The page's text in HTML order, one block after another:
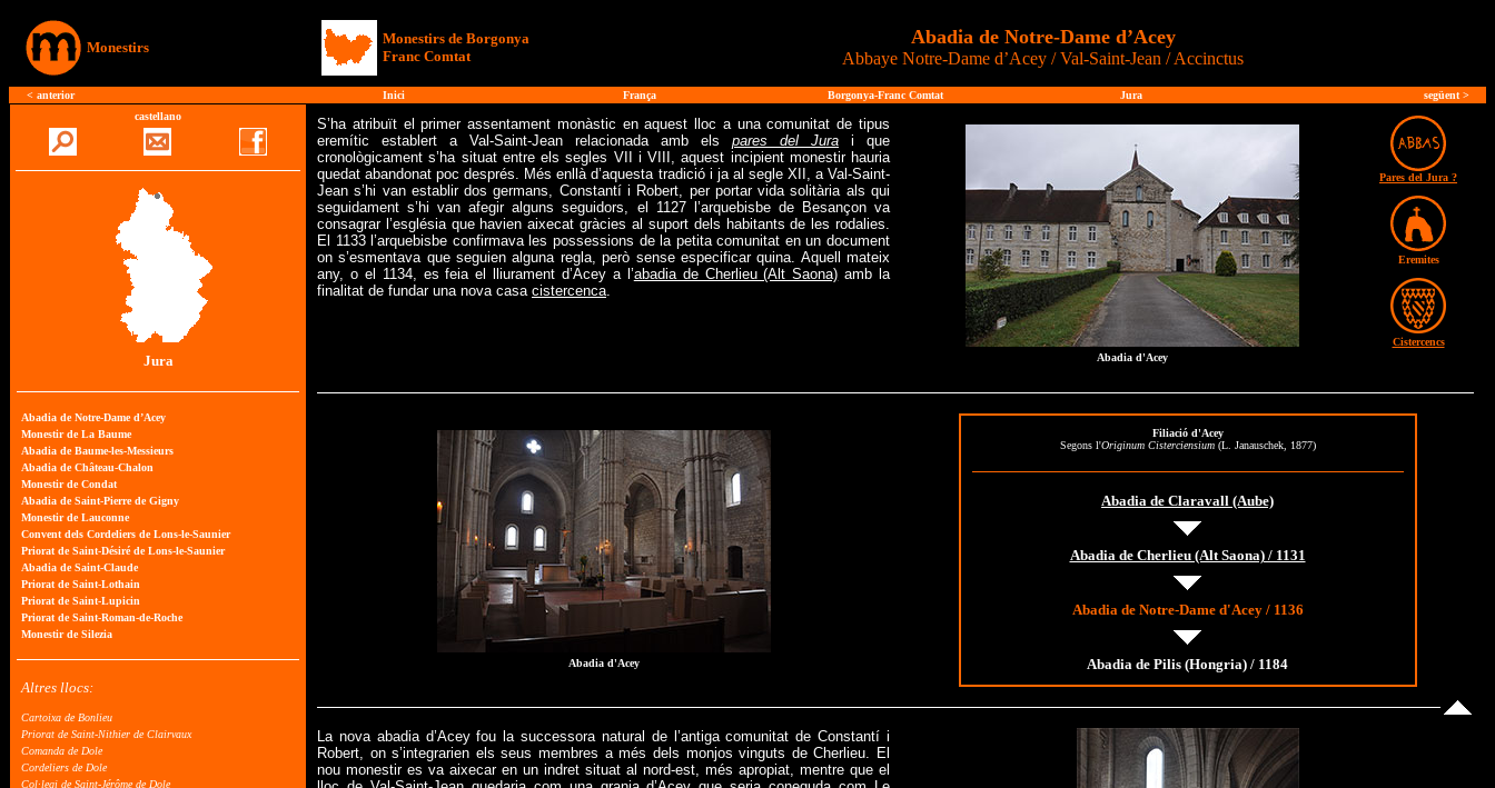
Monestirs
Monestirs de Borgonya
Franc Comtat
Abadia de Notre-Dame d’Acey
Abbaye Notre-Dame d’Acey / Val-Saint-Jean / Accinctus
< anterior Inici França Borgonya-Franc Comtat Jura següent >
castellano
Jura
S’ha atribuït el primer assentament monàstic en aquest lloc a una comunitat de tipus
eremític establert a Val-Saint-Jean relacionada amb els pares del Jura i que
cronològicament s’ha situat entre els segles VII i VIII, aquest incipient monestir hauria
quedat abandonat poc després. Més enllà d’aquesta tradició i ja al segle XII, a Val-Saint-
Jean s’hi van establir dos germans, Constantí i Robert, per portar vida solitària als qui
seguidament s’hi van afegir alguns seguidors, el 1127 l’arquebisbe de Besançon va
consagrar l’església que havien aixecat gràcies al suport dels habitants de les rodalies.
El 1133 l’arquebisbe confirmava les possessions de la petita comunitat en un document
on s’esmentava que seguien alguna regla, però sense especificar quina. Aquell mateix
any, o el 1134, es feia el lliurament d’Acey a l’abadia de Cherlieu (Alt Saona) amb la
finalitat de fundar una nova casa cistercenca.
Abadia d'Acey
Pares del Jura ?
Eremites
Cistercencs
Abadia d'Acey
Filiació d'Acey
Segons l'Originum Cisterciensium(L. Janauschek, 1877)
Abadia de Claravall (Aube)
Abadia de Cherlieu (Alt Saona) / 1131
Abadia de Notre-Dame d'Acey / 1136
Abadia de Pilis (Hongria) / 1184
La nova abadia d’Acey fou la successora natural de l’antiga comunitat de Constantí i
Robert, on s’integrarien els seus membres a més dels monjos vinguts de Cherlieu. El
nou monestir es va aixecar en un indret situat al nord-est, més apropiat, mentre que el